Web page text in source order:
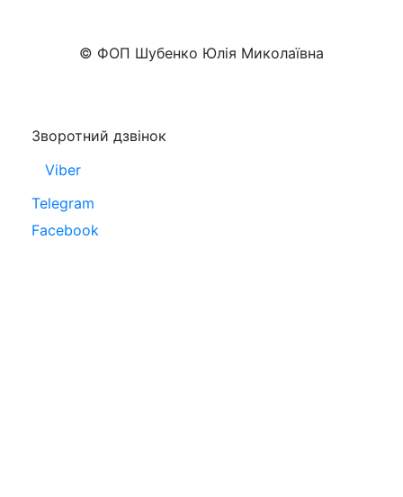
© ФОП Шубенко Юлія Миколаївна
Зворотний дзвінок
Viber
Telegram
Facebook